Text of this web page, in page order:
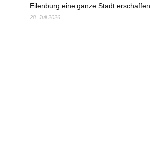
Eilenburg eine ganze Stadt erschaffen
28. Juli 2026